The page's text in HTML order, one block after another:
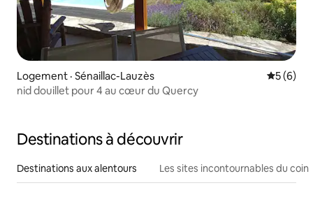
Logement · Sénaillac-Lauzès Note
5 (6)
nid douillet pour 4 au cœur du Quercy
Destinations à découvrir
Destinations aux alentours Les sites incontournables du coin